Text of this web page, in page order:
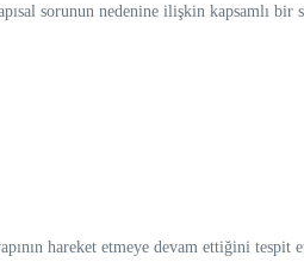
sorunun nedenine ilişkin kapsamlı bir
hareket etmeye devam ettiğini tespit